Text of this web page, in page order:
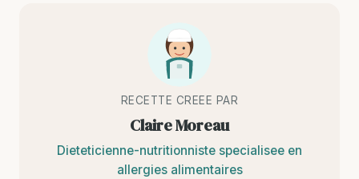
RECETTE CREEE PAR
Claire Moreau
Dieteticienne-nutritionniste specialisee en
allergies alimentaires